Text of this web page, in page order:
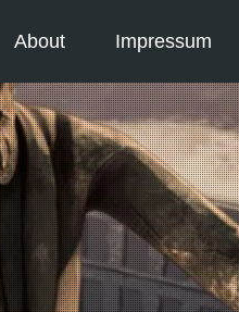
About Impressum